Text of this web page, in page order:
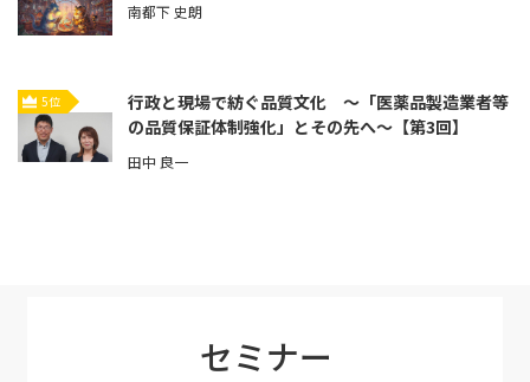
南都下 史朗
5位
行政と現場で紡ぐ品質文化 ～「医薬品製造業者等
の品質保証体制強化」とその先へ～【第3回】
田中 良一
セミナー